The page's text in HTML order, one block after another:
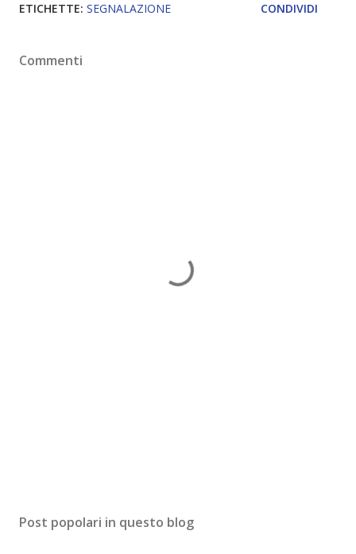
ETICHETTE: SEGNALAZIONE CONDIVIDI
Commenti
Post popolari in questo blog